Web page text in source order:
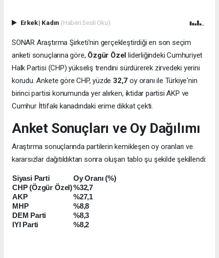
Erkek| Kadın (Haberi Sesli Oku)
SONAR Araştırma Şirketi’nin gerçekleştirdiği en son seçim
anketi sonuçlarına göre, Özgür Özel liderliğindeki Cumhuriyet
Halk Partisi (CHP) yükseliş trendini sürdürerek zirvedeki yerini
korudu. Ankete göre CHP, yüzde 32,7 oy oranı ile Türkiye'nin
birinci partisi konumunda yer alırken, iktidar partisi AKP ve
Cumhur İttifakı kanadındaki erime dikkat çekti.
Anket Sonuçları ve Oy Dağılımı
Araştırma sonuçlarında partilerin kemikleşen oy oranları ve
kararsızlar dağıtıldıktan sonra oluşan tablo şu şekilde şekillendi:
Siyasi Parti
Oy Oranı (%)
CHP (Özgür Özel)%32,7
AKP
%27,1
MHP
%8,8
DEM Parti
%8,3
IYI Parti
%8,2